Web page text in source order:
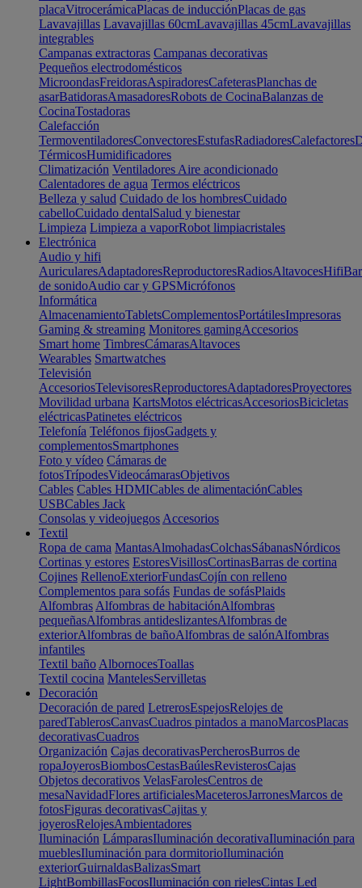
placaVitrocerámicaPlacas de inducciónPlacas de gas
Lavavajillas Lavavajillas 60cmLavavajillas 45cmLavavajillas
integrables
Campanas extractoras Campanas decorativas
Pequeños electrodomésticos
MicroondasFreidorasAspiradoresCafeterasPlanchas de
asarBatidorasAmasadoresRobots de CocinaBalanzas de
CocinaTostadoras
Calefacción
TermoventiladoresConvectoresEstufasRadiadoresCalefactores
TérmicosHumidificadores
Climatización Ventiladores Aire acondicionado
Calentadores de agua Termos eléctricos
Belleza y salud Cuidado de los hombresCuidado
cabelloCuidado dentalSalud y bienestar
Limpieza Limpieza a vaporRobot limpiacristales
Electrónica
Audio y hifi
AuricularesAdaptadoresReproductoresRadiosAltavocesHifi
de sonidoAudio car y GPSMicrófonos
Informática
AlmacenamientoTabletsComplementosPortátilesImpresoras
Gaming & streaming Monitores gamingAccesorios
Smart home TimbresCámarasAltavoces
Wearables Smartwatches
Televisión
AccesoriosTelevisoresReproductoresAdaptadoresProyectores
Movilidad urbana KartsMotos eléctricasAccesoriosBicicletas
eléctricasPatinetes eléctricos
Telefonía Teléfonos fijosGadgets y
complementosSmartphones
Foto y vídeo Cámaras de
fotosTrípodesVideocámarasObjetivos
Cables Cables HDMICables de alimentaciónCables
USBCables Jack
Consolas y videojuegos Accesorios
Textil
Ropa de cama MantasAlmohadasColchasSábanasNórdicos
Cortinas y estores EstoresVisillosCortinasBarras de cortina
Cojines RellenoExteriorFundasCojín con relleno
Complementos para sofás Fundas de sofásPlaids
Alfombras Alfombras de habitaciónAlfombras
pequeñasAlfombras antideslizantesAlfombras de
exteriorAlfombras de bañoAlfombras de salónAlfombras
infantiles
Textil baño AlbornocesToallas
Textil cocina MantelesServilletas
Decoración
Decoración de pared LetrerosEspejosRelojes de
paredTablerosCanvasCuadros pintados a manoMarcosPlacas
decorativasCuadros
Organización Cajas decorativasPercherosBurros de
ropaJoyerosBiombosCestasBaúlesRevisterosCajas
Objetos decorativos VelasFarolesCentros de
mesaNavidadFlores artificialesMaceterosJarronesMarcos de
fotosFiguras decorativasCajitas y
joyerosRelojesAmbientadores
Iluminación LámparasIluminación decorativaIluminación para
mueblesIluminación para dormitorioIluminación
exteriorGuirnaldasBalizasSmart
LightBombillasFocosIluminación con rielesCintas Led